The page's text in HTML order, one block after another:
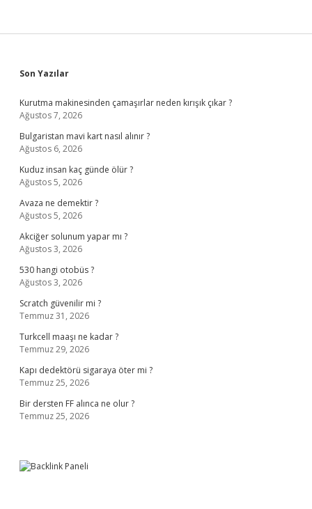
Sidebar
Son Yazılar
Kurutma makinesinden çamaşırlar neden kırışık çıkar ?
Ağustos 7, 2026
Bulgaristan mavi kart nasıl alınır ?
Ağustos 6, 2026
Kuduz insan kaç günde ölür ?
Ağustos 5, 2026
Avaza ne demektir ?
Ağustos 5, 2026
Akciğer solunum yapar mı ?
Ağustos 3, 2026
530 hangi otobüs ?
Ağustos 3, 2026
Scratch güvenilir mi ?
Temmuz 31, 2026
Turkcell maaşı ne kadar ?
Temmuz 29, 2026
Kapı dedektörü sigaraya öter mi ?
Temmuz 25, 2026
Bir dersten FF alınca ne olur ?
Temmuz 25, 2026